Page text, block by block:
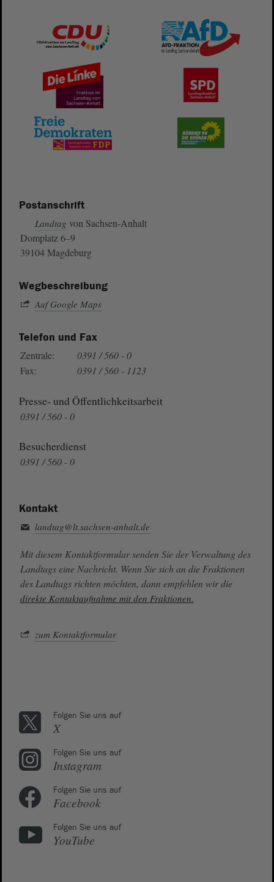
Postanschrift
Landtag von Sachsen-Anhalt
Domplatz 6–9
39104 Magdeburg
Wegbeschreibung
Auf Google Maps
Telefon und Fax
Zentrale:
0391 / 560 - 0
Fax:
0391 / 560 - 1123
Presse- und Öffentlichkeitsarbeit
0391 / 560 - 0
Besucherdienst
0391 / 560 - 0
Kontakt
landtag@lt.sachsen-anhalt.de
Mit diesem Kontaktformular senden Sie der Verwaltung des
Landtags eine Nachricht. Wenn Sie sich an die Fraktionen
des Landtags richten möchten, dann empfehlen wir die
direkte Kontaktaufnahme mit den Fraktionen.
zum Kontaktformular
Folgen Sie uns auf
X
Folgen Sie uns auf
Instagram
Folgen Sie uns auf
Facebook
Folgen Sie uns auf
YouTube